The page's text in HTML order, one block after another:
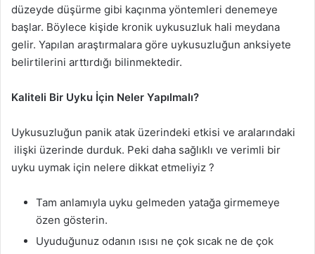
düzeyde düşürme gibi kaçınma yöntemleri denemeye
başlar. Böylece kişide kronik uykusuzluk hali meydana
gelir. Yapılan araştırmalara göre uykusuzluğun anksiyete
belirtilerini arttırdığı bilinmektedir.
Kaliteli Bir Uyku İçin Neler Yapılmalı?
Uykusuzluğun panik atak üzerindeki etkisi ve aralarındaki
ilişki üzerinde durduk. Peki daha sağlıklı ve verimli bir
uyku uymak için nelere dikkat etmeliyiz ?
Tam anlamıyla uyku gelmeden yatağa girmemeye
özen gösterin.
Uyuduğunuz odanın ısısı ne çok sıcak ne de çok